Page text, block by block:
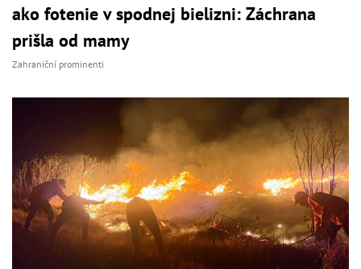
ako fotenie v spodnej bielizni: Záchrana
prišla od mamy
Zahraniční prominenti